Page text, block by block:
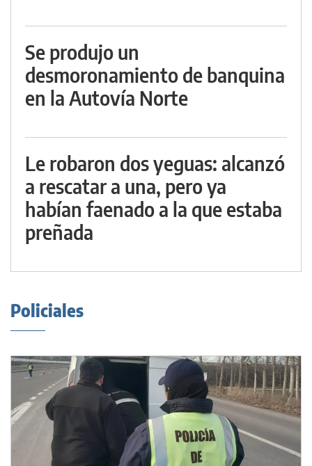
Se produjo un
desmoronamiento de banquina
en la Autovía Norte
Le robaron dos yeguas: alcanzó
a rescatar a una, pero ya
habían faenado a la que estaba
preñada
Policiales